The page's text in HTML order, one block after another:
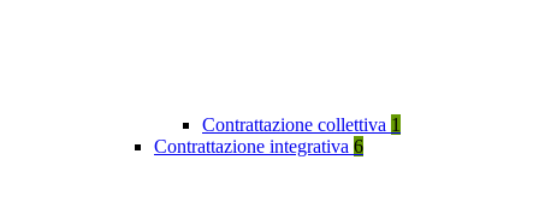
Contrattazione collettiva 1
Contrattazione integrativa 6